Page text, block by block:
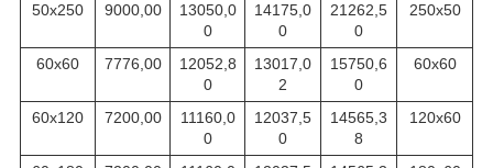
50х250 9000,00
13050,0
0
14175,0
0
21262,5
0
250х50
60х60 7776,00
12052,8
0
13017,0
2
15750,6
0
60х60
60х120 7200,00
11160,0
0
12037,5
0
14565,3
8
120х60